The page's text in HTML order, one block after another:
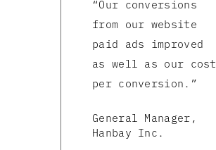
“Our conversions
from our website
paid ads improved
as well as our cost
per conversion.”
General Manager,
Hanbay Inc.